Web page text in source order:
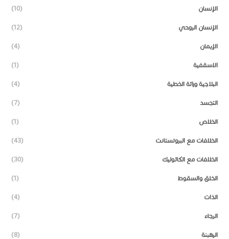
الإنسان (10)
الإنسان الروحي (12)
الإيمان (4)
الاسقفية (1)
البلاجية وراثة الخطية (4)
التجسد (7)
الخلاص (1)
الخلافات مع البروتستانت (43)
الخلافات مع الكاثوليك (30)
الخلق والسقوط (1)
الذات (4)
الرجاء (7)
الرهبنة (8)